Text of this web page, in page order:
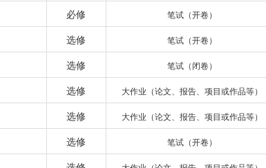
必修 笔试（开卷）
选修 笔试（开卷）
选修 笔试（闭卷）
选修 大作业（论文、报告、项目或作品等）
选修 大作业（论文、报告、项目或作品等）
选修 笔试（开卷）